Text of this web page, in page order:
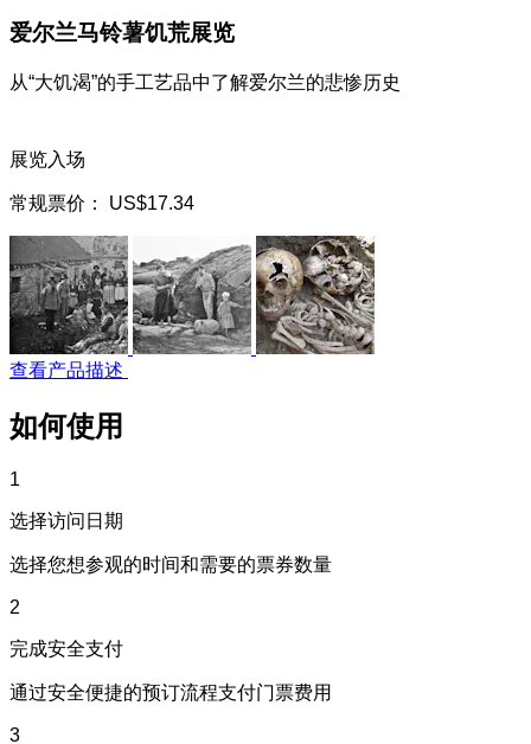
爱尔兰马铃薯饥荒展览
从“大饥渴”的手工艺品中了解爱尔兰的悲惨历史
展览入场
常规票价： US$17.34
查看产品描述
如何使用
1
选择访问日期
选择您想参观的时间和需要的票券数量
2
完成安全支付
通过安全便捷的预订流程支付门票费用
3